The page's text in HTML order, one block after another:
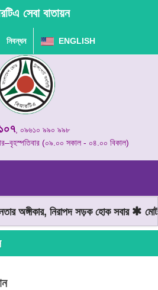
সেবা বাতায়ন
নিবন্ধন ENGLISH
, ০৯৬১০ ৯৯০ ৯৯৮
(০৯.০০ সকাল - ০৪.০০ বিকাল)
অঙ্গীকার, নিরাপদ সড়ক হোক সবার